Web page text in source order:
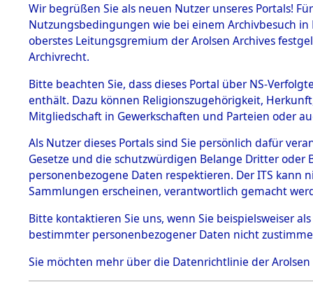
BESTÄNDE
1.
mente
5. Verschiedenes
5.3
Todesmärsche
5.3.1 Alliierte
Erhebungen
zu
Todesmärsch
en
5.3.2
Mödingen
0040
Wir begrüßen Sie als neuen Nutzer unseres Portals!
Nutzungsbedingungen wie bei einem Archivbesuch
oberstes Leitungsgremium der Arolsen Archives
Archivrecht.
Bitte beachten Sie, dass dieses Portal über NS-
enthält. Dazu können Religionszugehörigkeit,
Mitgliedschaft in Gewerkschaften und Parteien oder
Als Nutzer dieses Portals sind Sie persönlich dafür
Gesetze und die schutzwürdigen Belange Dritter
personenbezogene Daten respektieren. Der ITS
Sammlungen erscheinen, verantwortlich gemacht
Bitte kontaktieren Sie uns, wenn Sie beispielsweiser
bestimmter personenbezogener Daten nicht
Sie möchten mehr über die Datenrichtlinie der Arolsen